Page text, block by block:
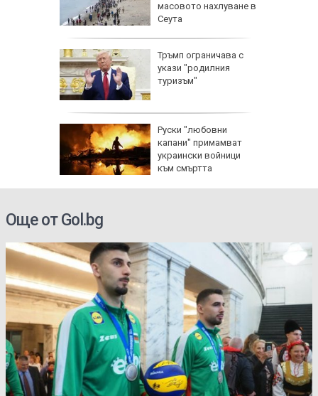
масовото нахлуване в
Сеута
Тръмп ограничава с
укази "родилния
туризъм"
Руски "любовни
капани" примамват
украински войници
към смъртта
Още от Gol.bg